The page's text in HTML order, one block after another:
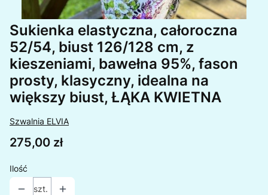
Sukienka elastyczna, całoroczna
52/54, biust 126/128 cm, z
kieszeniami, bawełna 95%, fason
prosty, klasyczny, idealna na
większy biust, ŁĄKA KWIETNA
Szwalnia ELVIA
Cena
275,00 zł
Ilość
szt.